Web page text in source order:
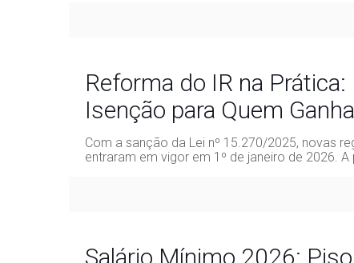
Reforma do IR na Prática:
Isenção para Quem
Com a sanção da Lei nº 15.270/2025, novas
entraram em vigor em 1º de janeiro de 2026. A
Salário Mínimo 2026: